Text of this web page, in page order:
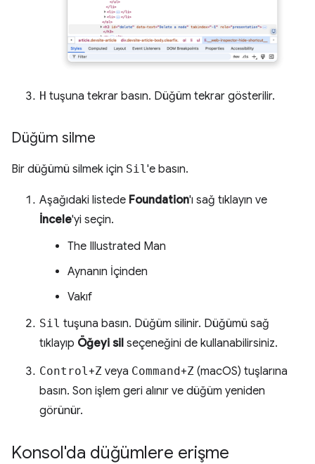
H tuşuna tekrar basın. Düğüm tekrar gösterilir.
Düğüm silme
Bir düğümü silmek için Sil 'e basın.
Aşağıdaki listede Foundation'ı sağ tıklayın ve
İncele'yi seçin.
The Illustrated Man
Aynanın İçinden
Vakıf
Sil tuşuna basın. Düğüm silinir. Düğümü sağ
tıklayıp Öğeyi sil seçeneğini de kullanabilirsiniz.
Control +Z veya Command+Z (macOS) tuşlarına
basın. Son işlem geri alınır ve düğüm yeniden
görünür.
Konsol'da düğümlere erişme